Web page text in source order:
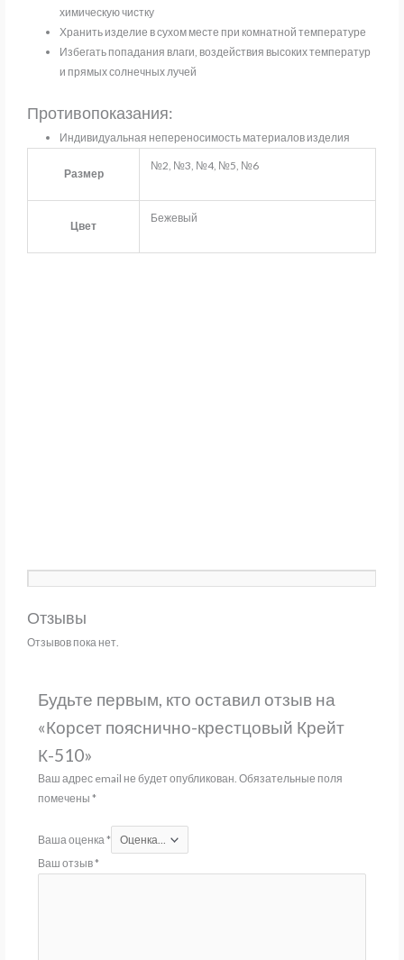
химическую чистку
Хранить изделие в сухом месте при комнатной температуре
Избегать попадания влаги, воздействия высоких температур
и прямых солнечных лучей
Противопоказания:
Индивидуальная непереносимость материалов изделия
Размер
№2, №3, №4, №5, №6
Цвет
Бежевый
Отзывы
Отзывов пока нет.
Будьте первым, кто оставил отзыв на
«Корсет пояснично-крестцовый Крейт
К-510»
Ваш адрес email не будет опубликован. Обязательные поля
помечены *
Ваша оценка*
Ваш отзыв*